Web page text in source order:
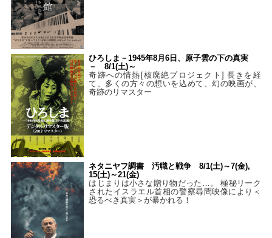
ひろしま－1945年8月6日、原子雲の下の真実
－ 8/1(土)～
奇跡への情熱[核廃絶プロジェクト] 長きを経
て、多くの方々の想いを込めて、幻の映画が、
奇跡のリマスター
ネタニヤフ調書 汚職と戦争 8/1(土)～7(金),
15(土)～21(金)
はじまりは小さな贈り物だった…。 極秘リーク
されたイスラエル首相の警察尋問映像により＜
恐るべき真実＞が暴かれる！